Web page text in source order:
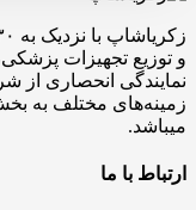
و توزیع تجهیزات
نمایندگی انحصاری از
زمینه‌های مختلف به
میباشد.
ارتباط با ما